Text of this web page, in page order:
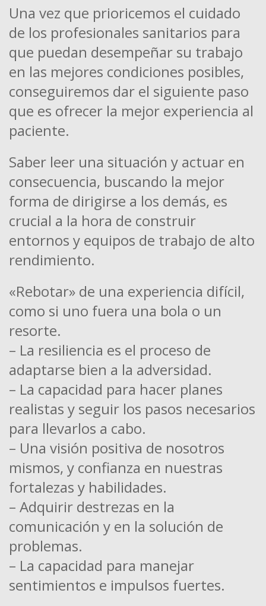
Una vez que prioricemos el cuidado
de los profesionales sanitarios para
que puedan desempeñar su trabajo
en las mejores condiciones posibles,
conseguiremos dar el siguiente paso
que es ofrecer la mejor experiencia al
paciente.
Saber leer una situación y actuar en
consecuencia, buscando la mejor
forma de dirigirse a los demás, es
crucial a la hora de construir
entornos y equipos de trabajo de alto
rendimiento.
«Rebotar» de una experiencia difícil,
como si uno fuera una bola o un
resorte.
– La resiliencia es el proceso de
adaptarse bien a la adversidad.
– La capacidad para hacer planes
realistas y seguir los pasos necesarios
para llevarlos a cabo.
– Una visión positiva de nosotros
mismos, y confianza en nuestras
fortalezas y habilidades.
– Adquirir destrezas en la
comunicación y en la solución de
problemas.
– La capacidad para manejar
sentimientos e impulsos fuertes.